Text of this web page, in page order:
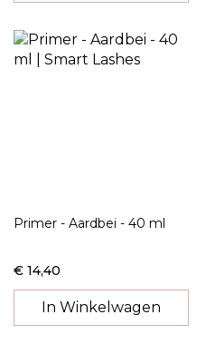
Primer - Aardbei - 40 ml
€ 14,40
In Winkelwagen